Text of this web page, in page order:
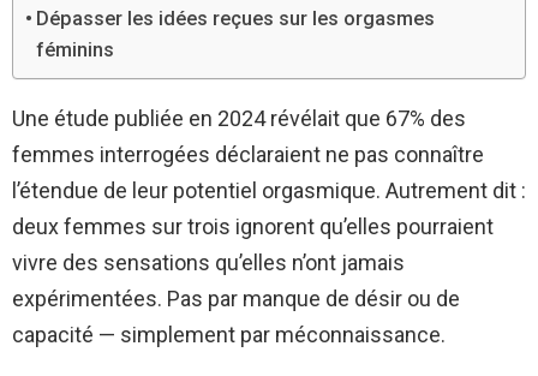
Dépasser les idées reçues sur les orgasmes
féminins
Une étude publiée en 2024 révélait que 67% des
femmes interrogées déclaraient ne pas connaître
l’étendue de leur potentiel orgasmique. Autrement dit :
deux femmes sur trois ignorent qu’elles pourraient
vivre des sensations qu’elles n’ont jamais
expérimentées. Pas par manque de désir ou de
capacité — simplement par méconnaissance.